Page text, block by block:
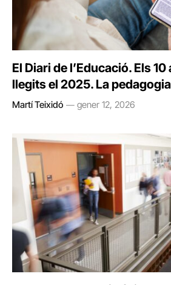
El Diari de l’Educació. Els
llegits el 2025. La
Martí Teixidó gener 12, 2026